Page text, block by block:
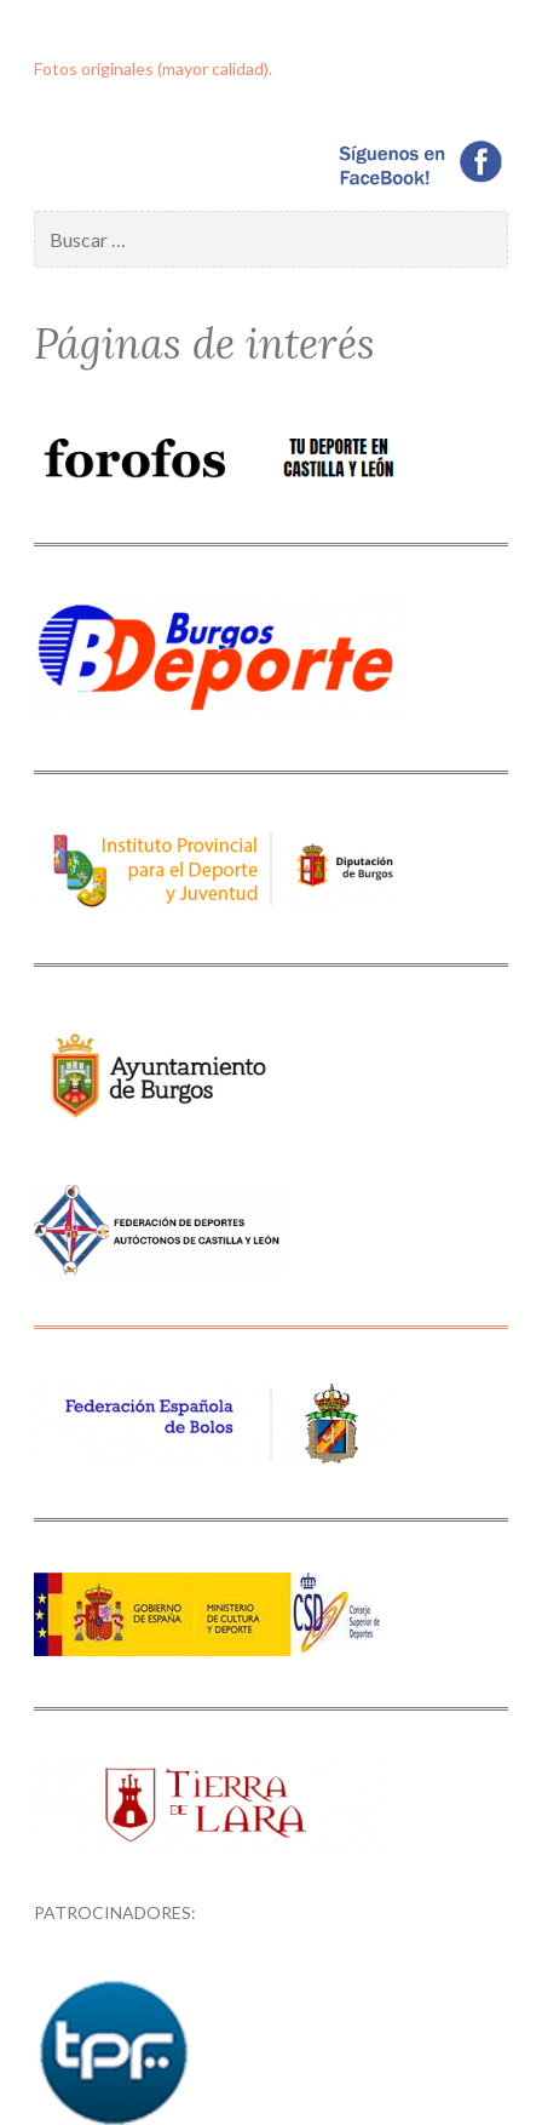
Fotos originales (mayor calidad).
Páginas de interés
PATROCINADORES: